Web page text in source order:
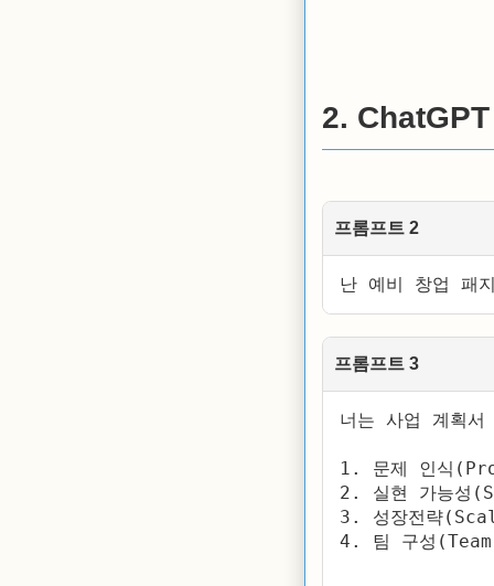
2.
프롬프트 2
난 예비 창업 패
프롬프트 3
너는 사업 계획
1. 문제 인식
2. 실현 가능성
3. 성장전략
4. 팀 구성